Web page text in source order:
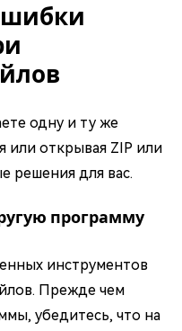
одну и ту же
или открывая ZIP или
решения для вас.
программу
инструментов
Прежде чем
убедитесь, что на